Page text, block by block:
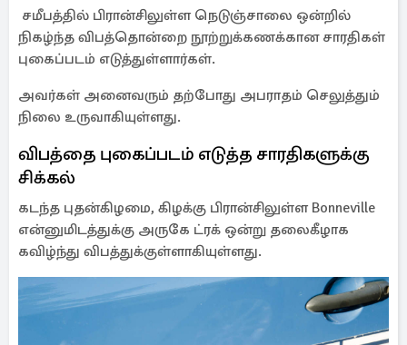
சமீபத்தில் பிரான்சிலுள்ள நெடுஞ்சாலை ஒன்றில்
நிகழ்ந்த விபத்தொன்றை நூற்றுக்கணக்கான சாரதிகள்
புகைப்படம் எடுத்துள்ளார்கள்.
அவர்கள் அனைவரும் தற்போது அபராதம் செலுத்தும்
நிலை உருவாகியுள்ளது.
விபத்தை புகைப்படம் எடுத்த சாரதிகளுக்கு
சிக்கல்
கடந்த புதன்கிழமை, கிழக்கு பிரான்சிலுள்ள Bonneville
என்னுமிடத்துக்கு அருகே ட்ரக் ஒன்று தலைகீழாக
கவிழ்ந்து விபத்துக்குள்ளாகியுள்ளது.